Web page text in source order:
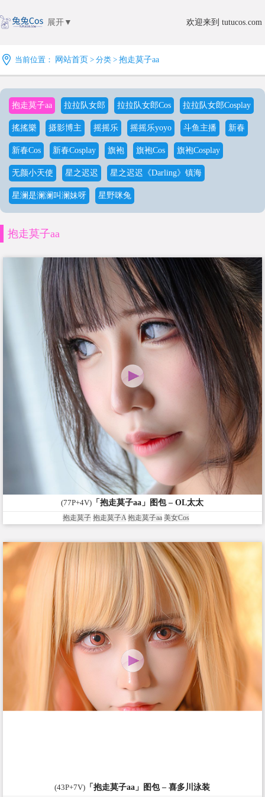
展开▼ 欢迎来到 tutucos.com
当前位置： 网站首页 > 分类 > 抱走莫子aa
抱走莫子aa 拉拉队女郎 拉拉队女郎Cos 拉拉队女郎Cosplay
搖搖樂 摄影博主 摇摇乐 摇摇乐yoyo 斗鱼主播 新春
新春Cos 新春Cosplay 旗袍 旗袍Cos 旗袍Cosplay
无颜小天使 星之迟迟 星之迟迟《Darling》镇海
星澜是澜澜叫澜妹呀 星野咪兔
抱走莫子aa
(77P+4V) 「抱走莫子aa」图包 – OL太太
抱走莫子 抱走莫子A 抱走莫子aa 美女Cos
(43P+7V) 「抱走莫子aa」图包 – 喜多川泳装